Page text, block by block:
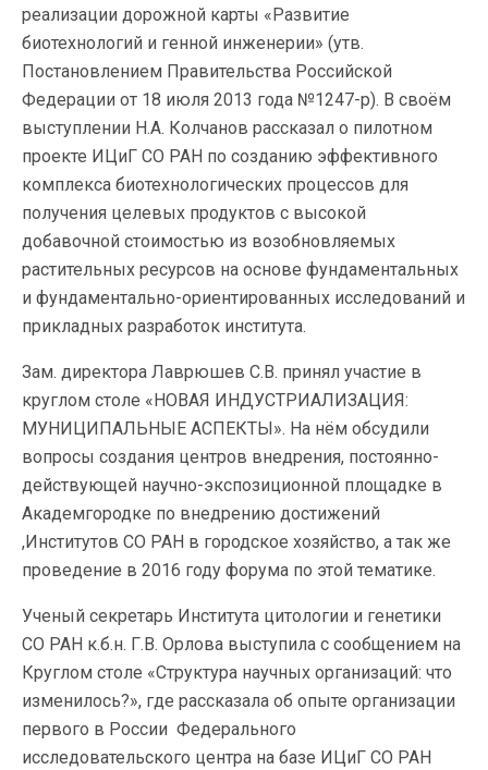
реализации дорожной карты «Развитие
биотехнологий и генной инженерии» (утв.
Постановлением Правительства Российской
Федерации от 18 июля 2013 года №1247-р). В своём
выступлении Н.А. Колчанов рассказал о пилотном
проекте ИЦиГ СО РАН по созданию эффективного
комплекса биотехнологических процессов для
получения целевых продуктов с высокой
добавочной стоимостью из возобновляемых
растительных ресурсов на основе фундаментальных
и фундаментально-ориентированных исследований и
прикладных разработок института.
Зам. директора Лаврюшев С.В. принял участие в
круглом столе «НОВАЯ ИНДУСТРИАЛИЗАЦИЯ:
МУНИЦИПАЛЬНЫЕ АСПЕКТЫ». На нём обсудили
вопросы создания центров внедрения, постоянно-
действующей научно-экспозиционной площадке в
Академгородке по внедрению достижений
,Институтов СО РАН в городское хозяйство, а так же
проведение в 2016 году форума по этой тематике.
Ученый секретарь Института цитологии и генетики
СО РАН к.б.н. Г.В. Орлова выступила с сообщением на
Круглом столе «Структура научных организаций: что
изменилось?», где рассказала об опыте организации
первого в России Федерального
исследовательского центра на базе ИЦиГ СО РАН